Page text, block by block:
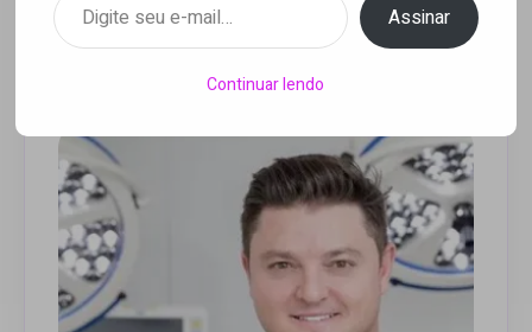
Por Luca Moreira • 15 fev 2022
Assinar
Continuar lendo